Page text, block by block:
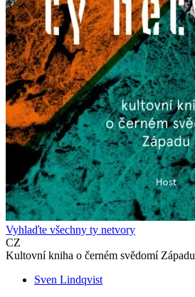
Vyhlaďte všechny ty netvory
CZ
Kultovní kniha o černém svědomí Západu
Sven Lindqvist